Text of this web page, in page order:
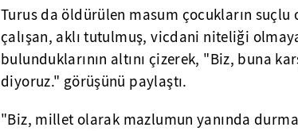
Turus da öldürülen masum çocukların suçlu
çalışan, aklı tutulmuş, vicdani niteliği
bulunduklarının altını çizerek, "Biz, buna
diyoruz." görüşünü paylaştı.
"Biz, millet olarak mazlumun yanında